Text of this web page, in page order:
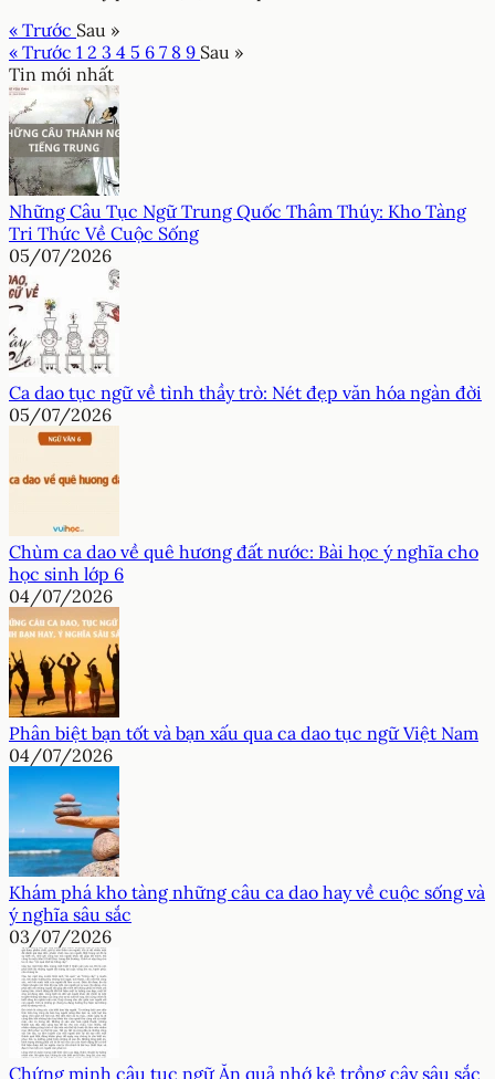
« Trước Sau »
« Trước 1 2 3 4 5 6 7 8 9 Sau »
Tin mới nhất
Những Câu Tục Ngữ Trung Quốc Thâm Thúy: Kho Tàng
Tri Thức Về Cuộc Sống
05/07/2026
Ca dao tục ngữ về tình thầy trò: Nét đẹp văn hóa ngàn đời
05/07/2026
Chùm ca dao về quê hương đất nước: Bài học ý nghĩa cho
học sinh lớp 6
04/07/2026
Phân biệt bạn tốt và bạn xấu qua ca dao tục ngữ Việt Nam
04/07/2026
Khám phá kho tàng những câu ca dao hay về cuộc sống và
ý nghĩa sâu sắc
03/07/2026
Chứng minh câu tục ngữ Ăn quả nhớ kẻ trồng cây sâu sắc